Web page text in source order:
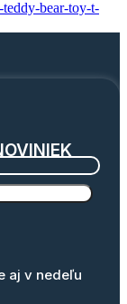
aj v nedeľu